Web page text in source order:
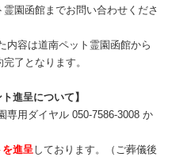
園函館までお問い合わせくださ
容は道南ペット霊園函館から
了となります。
進呈について】
専用ダイヤル 050-7586-3008 か
を進呈しております。（ご葬儀後